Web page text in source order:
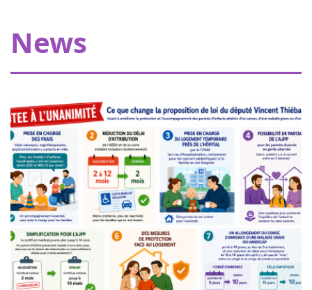
News
of €20,000 allowing Pharmavie to set up a space
dedicated to young patients suffering from cancer, within
Women of heart in Nogent sur Oise